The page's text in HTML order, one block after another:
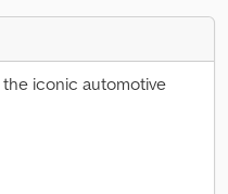
the iconic automotive